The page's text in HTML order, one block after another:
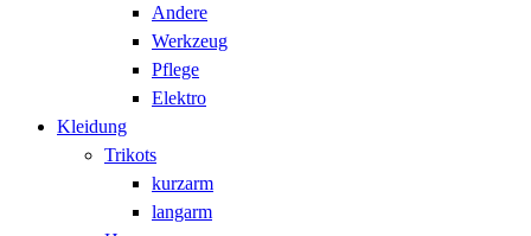
Andere
Werkzeug
Pflege
Elektro
Kleidung
Trikots
kurzarm
langarm